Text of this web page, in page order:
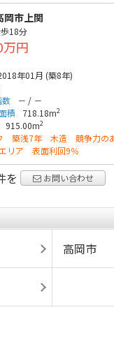
岡市上関
18分
万円
年01月 (築8年)
－ / －
積
718.18m2
915.00m2
築浅7年 木造 競争力の
リア 表面利回9％
を お問い合わせ
高岡市